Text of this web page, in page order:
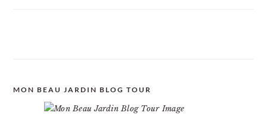
MON BEAU JARDIN BLOG TOUR